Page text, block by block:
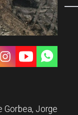
Gorbea, Jorge